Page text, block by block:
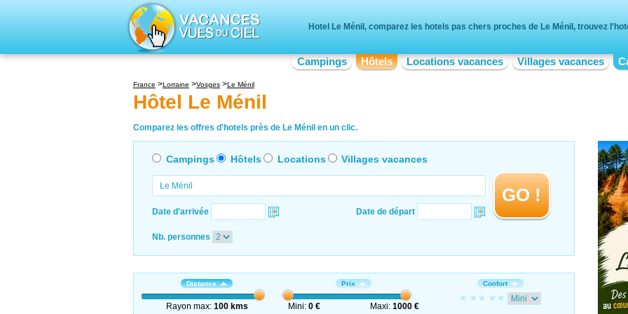
Hotel Le Ménil, comparez les hotels pas chers proches de Le Ménil, trouvez
Campings Hôtels Locations vacances Villages vacances
France Lorraine Vosges Le Ménil
Hôtel Le Ménil
Comparez les offres d'hotels près de Le Ménil en un clic.
Campings Hôtels Locations Villages vacances
Date d'arrivée Date de départ
GO !
Nb. personnes
Distance
Rayon max: 100 kms
Prix
Mini:0 € Maxi: 1000 €
Confort